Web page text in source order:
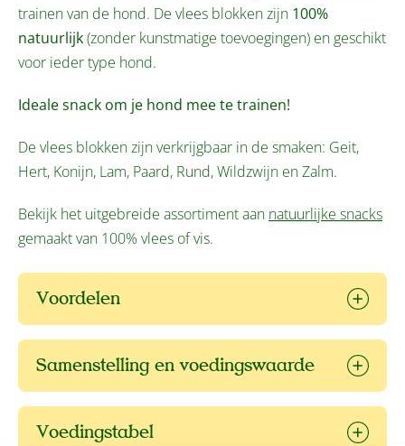
trainen van de hond. De vlees blokken zijn 100%
natuurlijk(zonder kunstmatige toevoegingen) en geschikt
voor ieder type hond.
Ideale snack om je hond mee te trainen!
De vlees blokken zijn verkrijgbaar in de smaken: Geit,
Hert, Konijn, Lam, Paard, Rund, Wildzwijn en Zalm.
Bekijk het uitgebreide assortiment aan natuurlijke snacks
gemaakt van 100% vlees of vis.
Voordelen
Samenstelling en voedingswaarde
Voedingstabel